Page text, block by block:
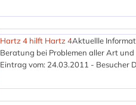
Hartz 4 hilft Hartz 4Aktuellle
Beratung bei Problemen aller Art
Eintrag vom: 24.03.2011 - Besucher